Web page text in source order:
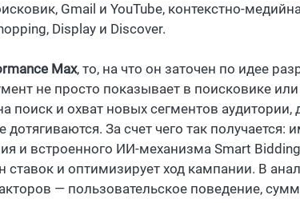
Gmail и YouTube, контекстно-
Display и Discover.
Max, то, на что он заточен по идее
не просто показывает в поисковике
поиск и охват новых сегментов
За счет чего так получается:
и встроенного ИИ-механизма Smart
ставок и оптимизирует ход кампании. В
— пользовательское поведение,